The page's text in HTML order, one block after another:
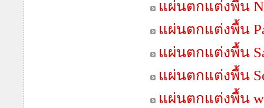
แผ่นตกแต่งพื้น
แผ่นตกแต่งพื้น
แผ่นตกแต่งพื้น
แผ่นตกแต่งพื้น
แผ่นตกแต่งพื้น